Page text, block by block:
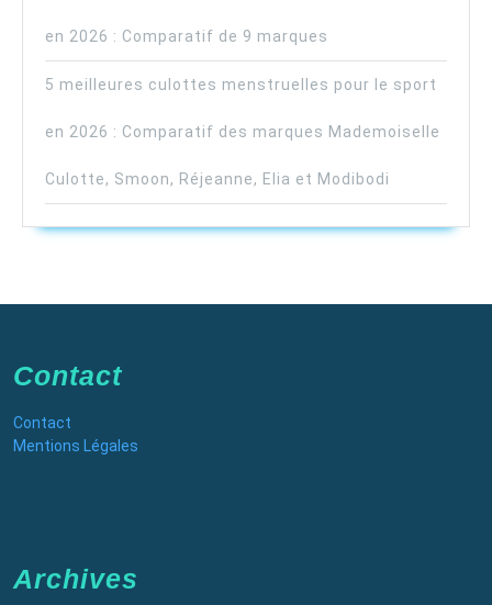
en 2026 : Comparatif de 9 marques
5 meilleures culottes menstruelles pour le sport
en 2026 : Comparatif des marques Mademoiselle
Culotte, Smoon, Réjeanne, Elia et Modibodi
Contact
Contact
Mentions Légales
Archives